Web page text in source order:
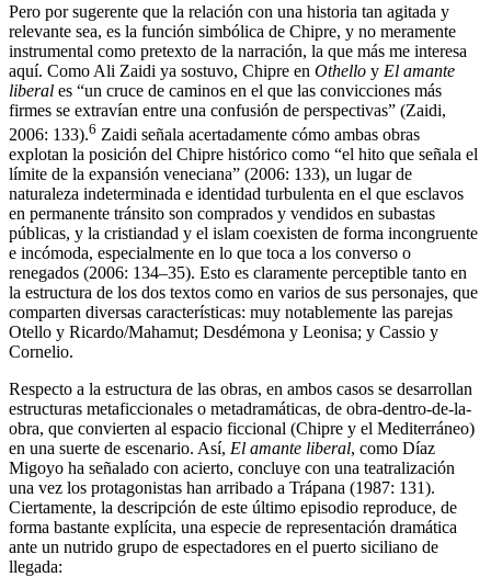
Pero por sugerente que la relación con una historia tan agitada y
relevante sea, es la función simbólica de Chipre, y no meramente
instrumental como pretexto de la narración, la que más me interesa
aquí. Como Ali Zaidi ya sostuvo, Chipre en Othello y El amante
liberal es “un cruce de caminos en el que las convicciones más
firmes se extravían entre una confusión de perspectivas” (Zaidi,
2006: 133).6 Zaidi señala acertadamente cómo ambas obras
explotan la posición del Chipre histórico como “el hito que señala el
límite de la expansión veneciana” (2006: 133), un lugar de
naturaleza indeterminada e identidad turbulenta en el que esclavos
en permanente tránsito son comprados y vendidos en subastas
públicas, y la cristiandad y el islam coexisten de forma incongruente
e incómoda, especialmente en lo que toca a los converso o
renegados (2006: 134–35). Esto es claramente perceptible tanto en
la estructura de los dos textos como en varios de sus personajes, que
comparten diversas características: muy notablemente las parejas
Otello y Ricardo/Mahamut; Desdémona y Leonisa; y Cassio y
Cornelio.
Respecto a la estructura de las obras, en ambos casos se desarrollan
estructuras metaficcionales o metadramáticas, de obra-dentro-de-la-
obra, que convierten al espacio ficcional (Chipre y el Mediterráneo)
en una suerte de escenario. Así, El amante liberal, como Díaz
Migoyo ha señalado con acierto, concluye con una teatralización
una vez los protagonistas han arribado a Trápana (1987: 131).
Ciertamente, la descripción de este último episodio reproduce, de
forma bastante explícita, una especie de representación dramática
ante un nutrido grupo de espectadores en el puerto siciliano de
llegada: